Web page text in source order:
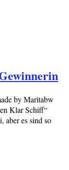
by Maritabw
Klar Schiff“
aber es sind so